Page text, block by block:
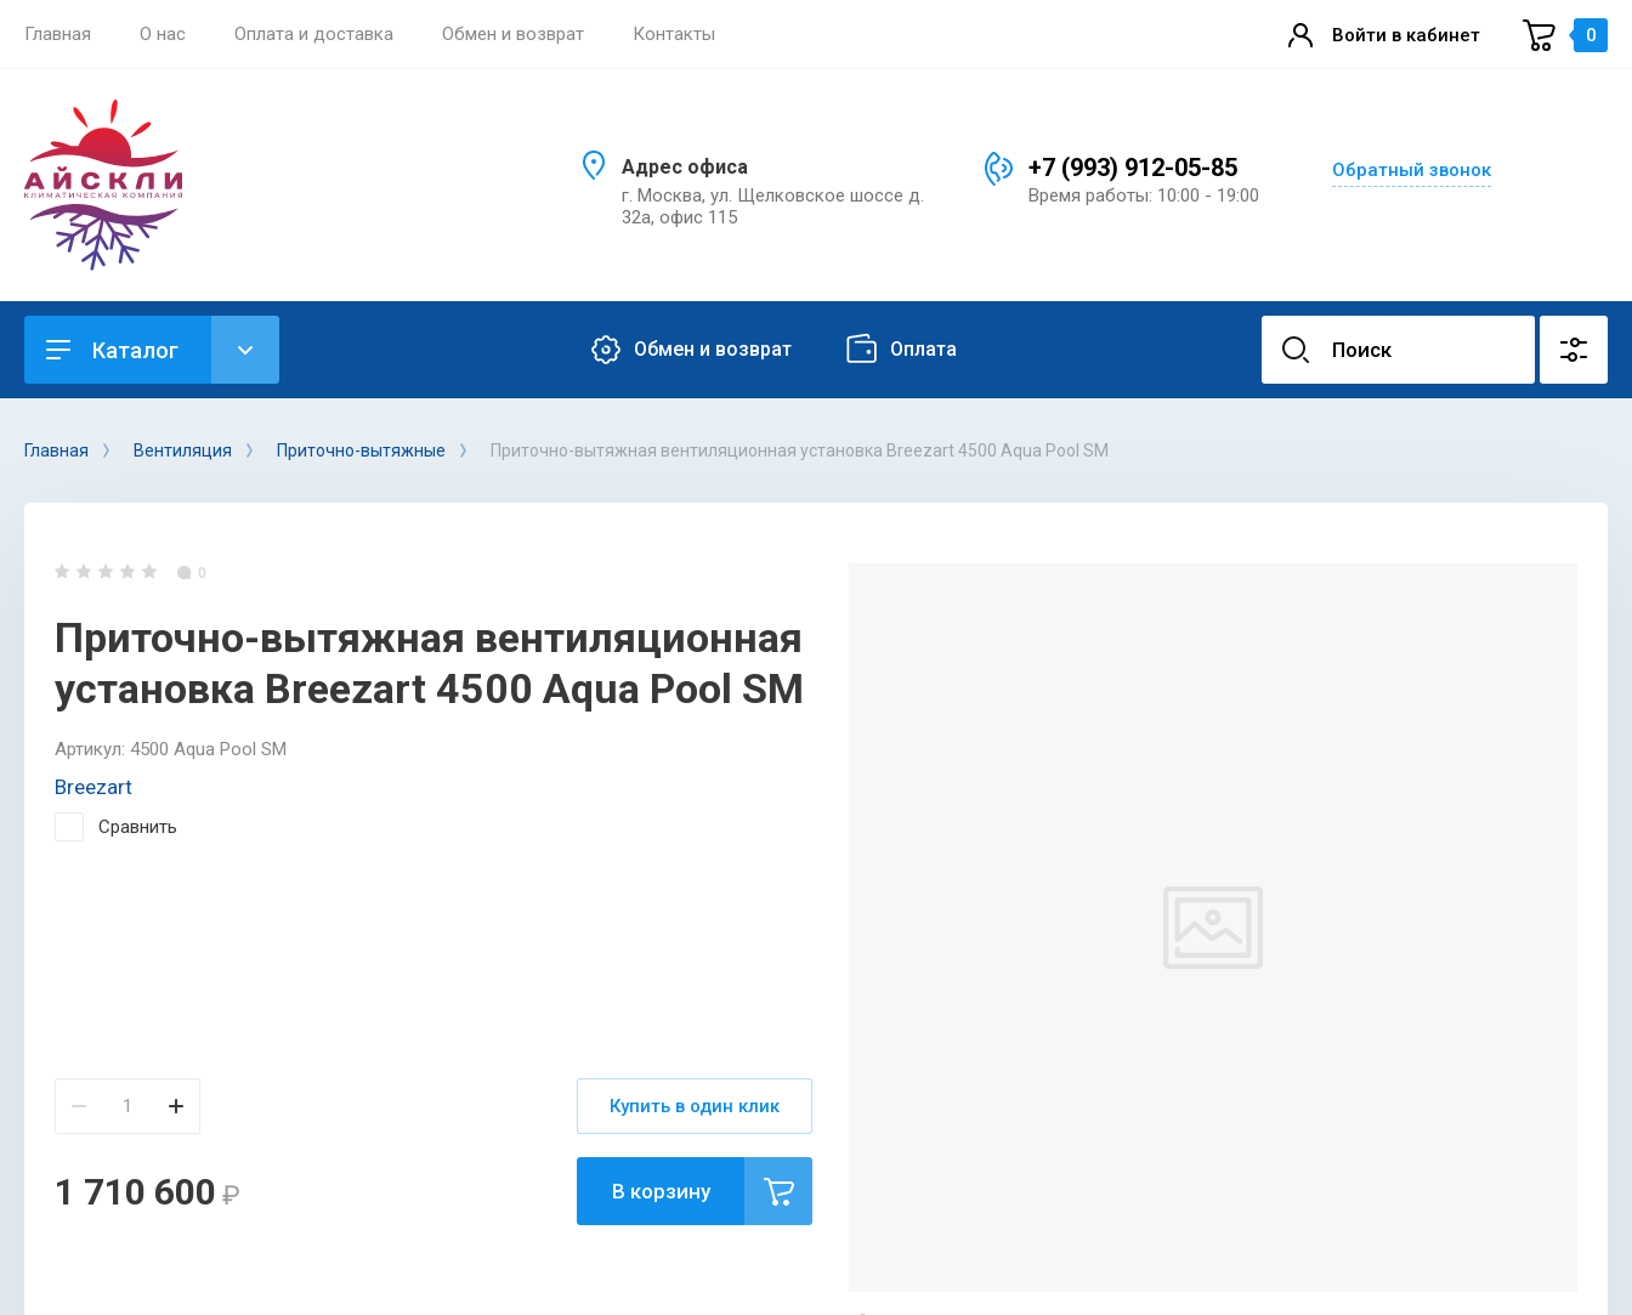
Главная О нас Оплата и доставка Обмен и возврат Контакты Войти в кабинет 0
Адрес офиса
г. Москва, ул. Щелковское шоссе д.
32а, офис 115
+7 (993) 912-05-85
Время работы: 10:00 - 19:00
Обратный звонок
Каталог Обмен и возврат Оплата
Главная Вентиляция Приточно-вытяжные Приточно-вытяжная вентиляционная установка Breezart 4500 Aqua Pool SM
0
Приточно-вытяжная вентиляционная
установка Breezart 4500 Aqua Pool SM
Артикул: 4500 Aqua Pool SM
Breezart
Сравнить
1 710 600 ₽ В корзину
Купить в один клик